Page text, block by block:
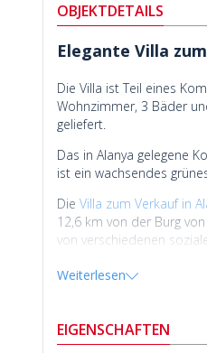
OBJEKTDETAILS
Elegante Villa
Die Villa ist Teil eines
Wohnzimmer, 3 Bäder
geliefert.
Das in Alanya gelegene
ist ein wachsendes
Die Villa zum Verkauf in
12,6 km von der Burg
von verschiedenen
Weiterlesen
EIGENSCHAFTEN